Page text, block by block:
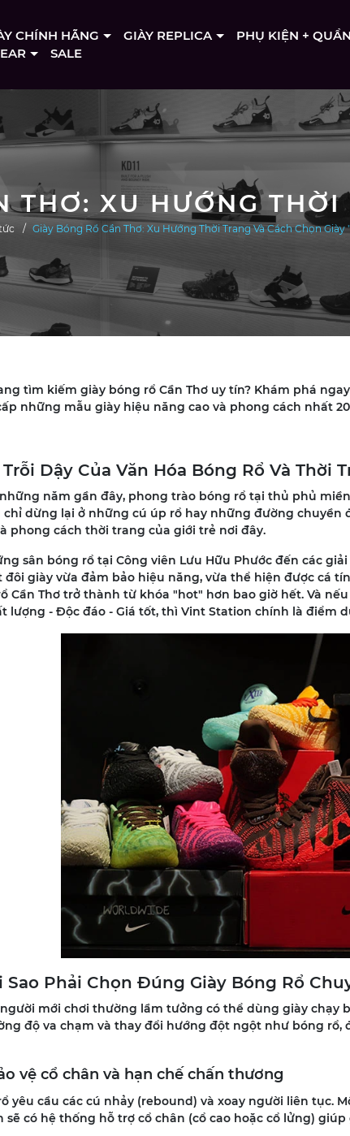
CHÍNH HÃNG GIÀY REPLICA PHỤ KIỆN +
SALE
Giày Bóng Rổ Cần Thơ: Xu Hướng Thời Trang Và Cách Chọn
tìm kiếm giày bóng rổ Cần Thơ uy tín? Khám phá
những mẫu giày hiệu năng cao và phong cách nhất
Trỗi Dậy Của Văn Hóa Bóng Rổ Và Thời
năm gần đây, phong trào bóng rổ tại thủ phủ
chỉ dừng lại ở những cú úp rổ hay những đường chuyền
phong cách thời trang của giới trẻ nơi đây.
sân bóng rổ tại Công viên Lưu Hữu Phước đến các
đôi giày vừa đảm bảo hiệu năng, vừa thể hiện được cá
Cần Thơ trở thành từ khóa "hot" hơn bao giờ hết. Và
lượng - Độc đáo - Giá tốt, thì Vint Station chính là điểm
Sao Phải Chọn Đúng Giày Bóng Rổ
mới chơi thường lầm tưởng có thể dùng giày chạy
độ va chạm và thay đổi hướng đột ngột như bóng
vệ cổ chân và hạn chế chấn thương
yêu cầu các cú nhảy (rebound) và xoay người liên tục.
sẽ có hệ thống hỗ trợ cổ chân (cổ cao hoặc cổ lửng)